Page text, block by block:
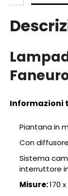
Informazioni
Piantana in
Con
Sistema
interruttore
Misure:170